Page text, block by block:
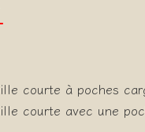
courte à poches
courte avec une